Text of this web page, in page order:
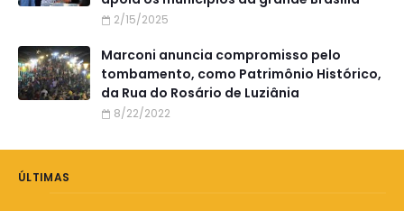
2/15/2025
Marconi anuncia compromisso pelo
tombamento, como Patrimônio Histórico,
da Rua do Rosário de Luziânia
8/22/2022
ÚLTIMAS